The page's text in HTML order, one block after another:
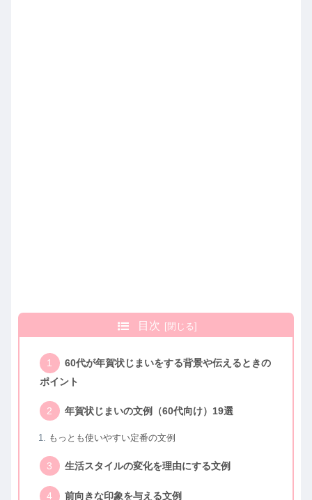
目次
60代が年賀状じまいをする背景や伝えるときの
ポイント
年賀状じまいの文例（60代向け）19選
もっとも使いやすい定番の文例
生活スタイルの変化を理由にする文例
前向きな印象を与える文例